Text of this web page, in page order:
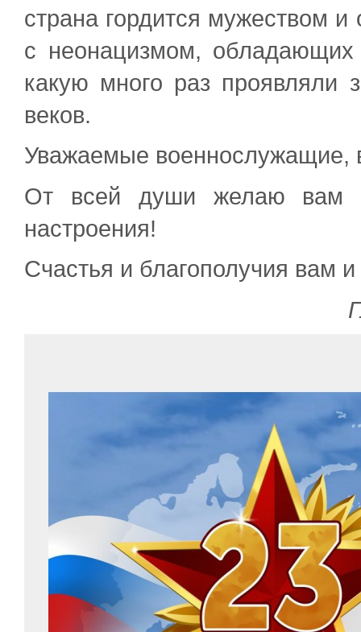
страна гордится мужеством
с неонацизмом,
какую много раз проявляли
веков.
Уважаемые военнослужащие,
От всей души желаю вам
настроения!
Счастья и благополучия вам